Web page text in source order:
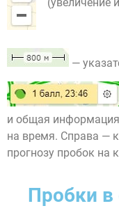
—
и общая
на время. Справа —
прогнозу пробок на
Пробки в